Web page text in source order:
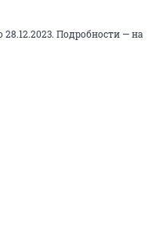
28.12.2023. Подробности — на